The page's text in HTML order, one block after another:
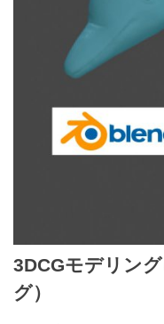
3DCGモデリン
グ）